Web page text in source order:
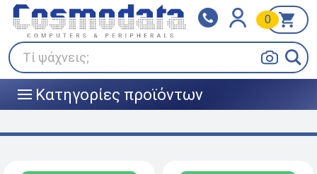
Τί ψάχνεις;
0
||| Κατηγορίες προϊόντων
Klarna
Πληρώστε σε 3
άτοκες δόσεις
BOX NOW